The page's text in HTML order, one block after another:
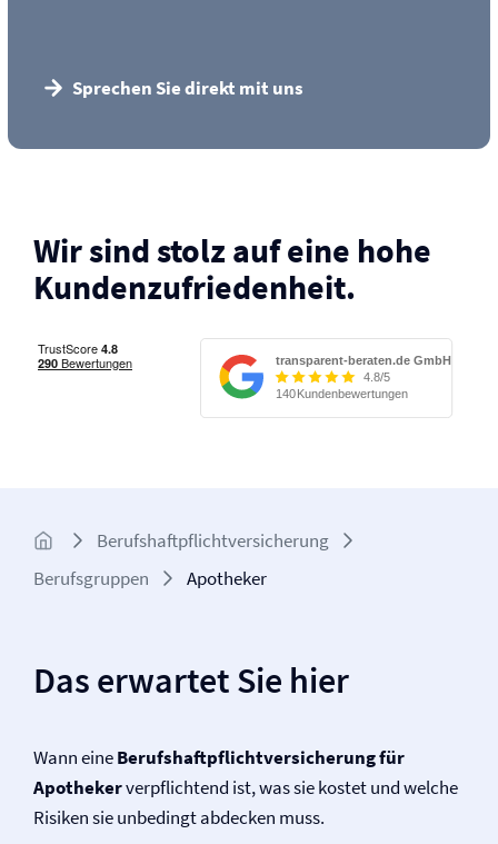
Sprechen Sie direkt mit uns
Wir sind stolz auf eine hohe
Kunden­zufriedenheit.
Berufs­haftpflicht­versicherung
Berufsgruppen
Apotheker
Das erwartet Sie hier
Wann eineBerufs­haftpflicht­versicherung für
Apothekerver­pflichtend ist, was sie kostet und welche
Risiken sie unbedingt abdecken muss.